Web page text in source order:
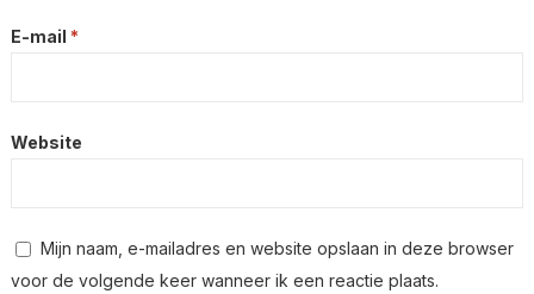
E-mail *
Website
Mijn naam, e-mailadres en website opslaan in deze browser
voor de volgende keer wanneer ik een reactie plaats.